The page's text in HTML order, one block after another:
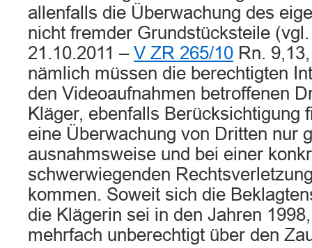
allenfalls die Überwachung des
nicht fremder Grundstücksteile
21.10.2011 – V ZR 265/10 Rn.
nämlich müssen die berechtigten
den Videoaufnahmen betroffenen
Kläger, ebenfalls Berücksichtigung
eine Überwachung von Dritten nur
ausnahmsweise und bei einer
schwerwiegenden
kommen. Soweit sich die
die Klägerin sei in den Jahren
mehrfach unberechtigt über den